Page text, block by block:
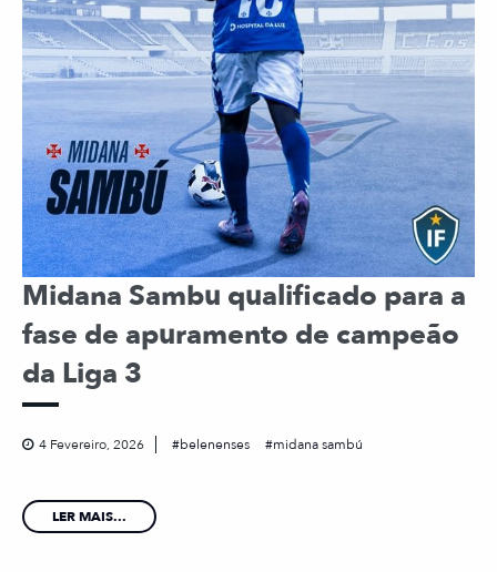
Midana Sambu qualificado para a
fase de apuramento de campeão
da Liga 3
4 Fevereiro, 2026 belenenses midana sambú
LER MAIS...